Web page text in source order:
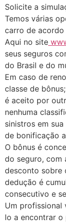
Solicite a
Temos várias
carro de
Aqui no site
seus seguros
do Brasil e do
Em caso de
classe de
é aceito por
nenhuma
sinistros em
de bonificação
O bônus é
do seguro, com
desconto sobre
dedução é
consecutivo e
Um profissional
lo a encontrar o